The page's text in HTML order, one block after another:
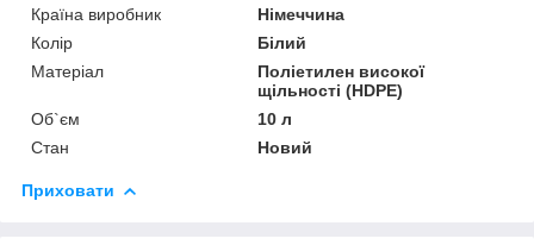
Країна виробник
Німеччина
Колір
Білий
Матеріал
Поліетилен високої
щільності (HDPE)
Об`єм
10 л
Стан
Новий
Приховати